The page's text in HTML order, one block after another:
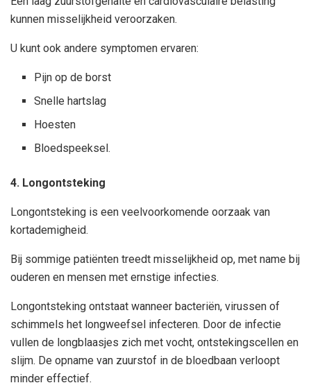
kunnen misselijkheid veroorzaken.
U kunt ook andere symptomen ervaren:
Pijn op de borst
Snelle hartslag
Hoesten
Bloedspeeksel.
4. Longontsteking
Longontsteking is een veelvoorkomende oorzaak van
kortademigheid.
Bij sommige patiënten treedt misselijkheid op, met name bij
ouderen en mensen met ernstige infecties.
Longontsteking ontstaat wanneer bacteriën, virussen of
schimmels het longweefsel infecteren. Door de infectie
vullen de longblaasjes zich met vocht, ontstekingscellen en
slijm. De opname van zuurstof in de bloedbaan verloopt
minder effectief.